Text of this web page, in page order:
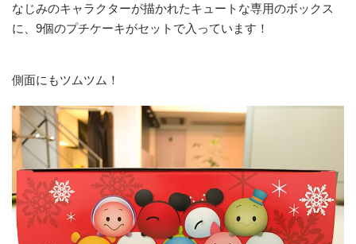
なじみのキャラクターが描かれたキュートな専用のボックス
に、9個のプチケーキがセットで入っています！
側面にもツムツム！